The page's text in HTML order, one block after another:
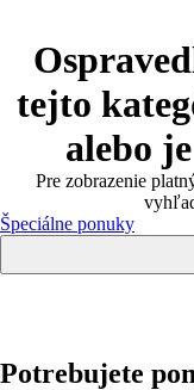
tejto
alebo
Pre zobrazenie
Špeciálne ponuky
Potrebujete